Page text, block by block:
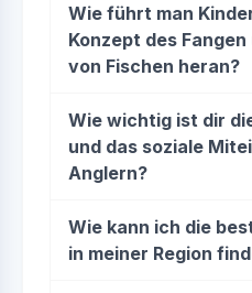
Wie führt man
Konzept des
von Fischen heran?
Wie wichtig ist dir
und das soziale
Anglern?
Wie kann ich die
in meiner Region